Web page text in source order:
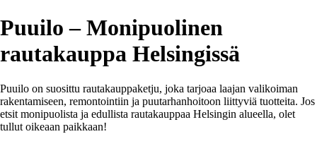
Puuilo – Monipuolinen
rautakauppa Helsingissä
Puuilo on suosittu rautakauppaketju, joka tarjoaa laajan valikoiman
rakentamiseen, remontointiin ja puutarhanhoitoon liittyviä tuotteita. Jos
etsit monipuolista ja edullista rautakauppaa Helsingin alueella, olet
tullut oikeaan paikkaan!